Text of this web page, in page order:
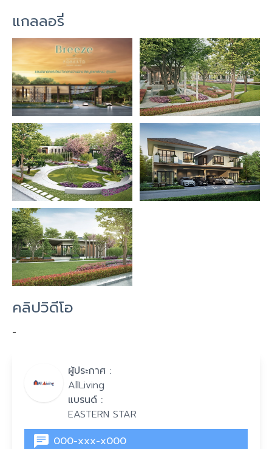
แกลลอรี่
คลิปวิดีโอ
-
ผู้ประกาศ :
AllLiving
แบรนด์ :
EASTERN STAR
000-xxx-x000